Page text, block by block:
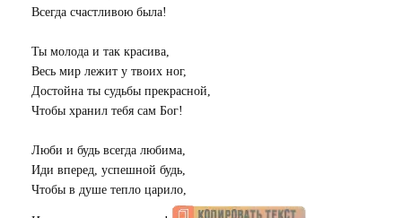
Всегда счастливою была!
Ты молода и так красива,
Весь мир лежит у твоих ног,
Достойна ты судьбы прекрасной,
Чтобы хранил тебя сам Бог!
Люби и будь всегда любима,
Иди вперед, успешной будь,
Чтобы в душе тепло царило,